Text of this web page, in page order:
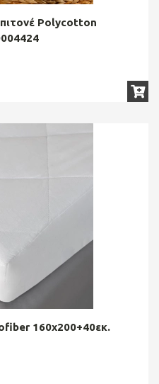
Polycotton
160x200+40εκ.